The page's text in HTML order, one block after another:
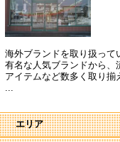
エリア
海外ブランドを取り扱って
有名な人気ブランドから、
アイテムなど数多く取り
...